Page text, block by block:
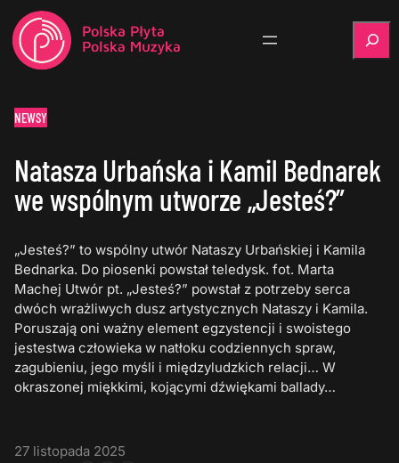
NEWSY
Natasza Urbańska i Kamil Bednarek
we wspólnym utworze „Jesteś?”
„Jesteś?” to wspólny utwór Nataszy Urbańskiej i Kamila
Bednarka. Do piosenki powstał teledysk. fot. Marta
Machej Utwór pt. „Jesteś?” powstał z potrzeby serca
dwóch wrażliwych dusz artystycznych Nataszy i Kamila.
Poruszają oni ważny element egzystencji i swoistego
jestestwa człowieka w natłoku codziennych spraw,
zagubieniu, jego myśli i międzyludzkich relacji… W
okraszonej miękkimi, kojącymi dźwiękami ballady…
27 listopada 2025